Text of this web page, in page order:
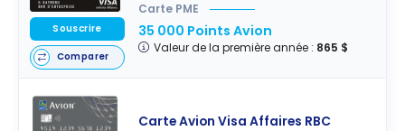
Carte PME
35 000 Points Avion
Valeur de la première année : 865 $
Souscrire
Comparer
Carte Avion Visa Affaires RBC